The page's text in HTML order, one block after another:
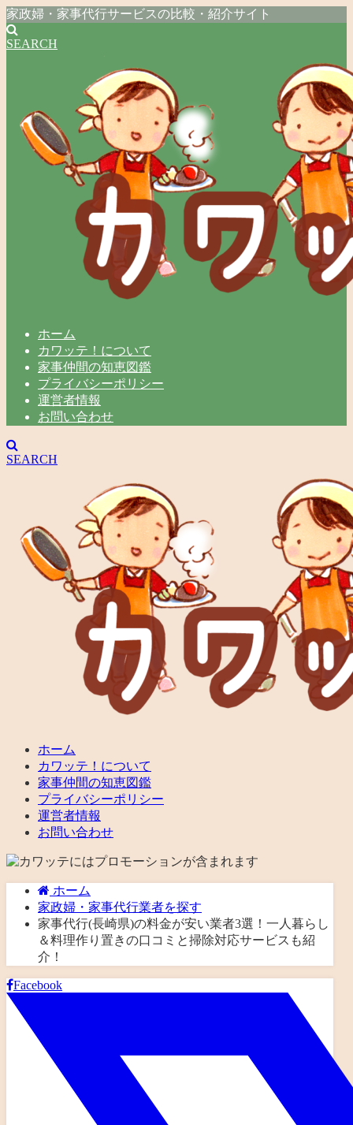
家政婦・家事代行サービスの比較・紹介サイト
SEARCH
ホーム
カワッテ！について
家事仲間の知恵図鑑
プライバシーポリシー
運営者情報
お問い合わせ
SEARCH
ホーム
カワッテ！について
家事仲間の知恵図鑑
プライバシーポリシー
運営者情報
お問い合わせ
ホーム
家政婦・家事代行業者を探す
家事代行(長崎県)の料金が安い業者3選！一人暮らし
＆料理作り置きの口コミと掃除対応サービスも紹
介！
Facebook